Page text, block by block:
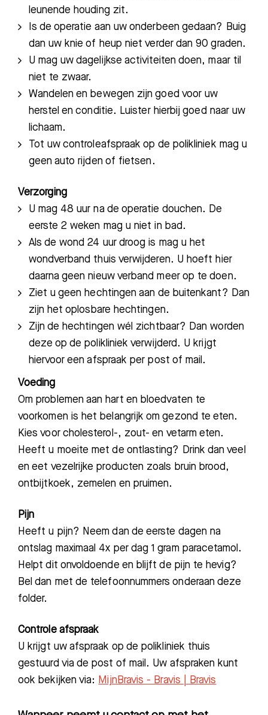
leunende houding zit.
Is de operatie aan uw onderbeen gedaan? Buig
dan uw knie of heup niet verder dan 90 graden.
U mag uw dagelijkse activiteiten doen, maar til
niet te zwaar.
Wandelen en bewegen zijn goed voor uw
herstel en conditie. Luister hierbij goed naar uw
lichaam.
Tot uw controleafspraak op de polikliniek mag u
geen auto rijden of fietsen.
Verzorging
U mag 48 uur na de operatie douchen. De
eerste 2 weken mag u niet in bad.
Als de wond 24 uur droog is mag u het
wondverband thuis verwijderen. U hoeft hier
daarna geen nieuw verband meer op te doen.
Ziet u geen hechtingen aan de buitenkant? Dan
zijn het oplosbare hechtingen.
Zijn de hechtingen wél zichtbaar? Dan worden
deze op de polikliniek verwijderd. U krijgt
hiervoor een afspraak per post of mail.
Voeding
Om problemen aan hart en bloedvaten te
voorkomen is het belangrijk om gezond te eten.
Kies voor cholesterol-, zout- en vetarm eten.
Heeft u moeite met de ontlasting? Drink dan veel
en eet vezelrijke producten zoals bruin brood,
ontbijtkoek, zemelen en pruimen.
Pijn
Heeft u pijn? Neem dan de eerste dagen na
ontslag maximaal 4x per dag 1 gram paracetamol.
Helpt dit onvoldoende en blijft de pijn te hevig?
Bel dan met de telefoonnummers onderaan deze
folder.
Controle afspraak
U krijgt uw afspraak op de polikliniek thuis
gestuurd via de post of mail. Uw afspraken kunt
ook bekijken via: MijnBravis - Bravis | Bravis